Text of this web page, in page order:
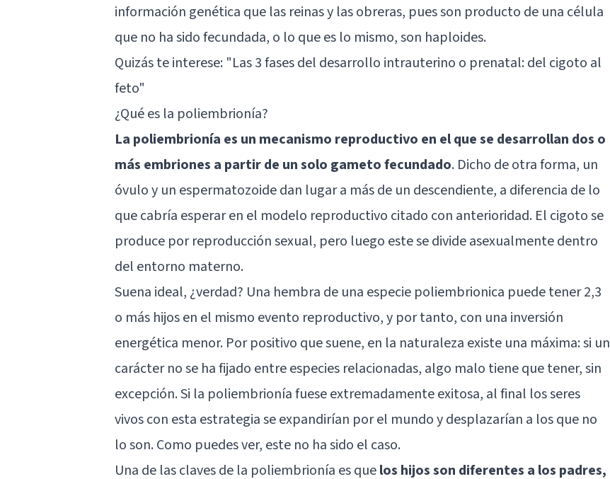
información genética que las reinas y las obreras, pues son producto de una célula
que no ha sido fecundada, o lo que es lo mismo, son haploides.
Quizás te interese: "Las 3 fases del desarrollo intrauterino o prenatal: del cigoto al
feto"
¿Qué es la poliembrionía?
La poliembrionía es un mecanismo reproductivo en el que se desarrollan dos o
más embriones a partir de un solo gameto fecundado. Dicho de otra forma, un
óvulo y un espermatozoide dan lugar a más de un descendiente, a diferencia de lo
que cabría esperar en el modelo reproductivo citado con anterioridad. El cigoto se
produce por reproducción sexual, pero luego este se divide asexualmente dentro
del entorno materno.
Suena ideal, ¿verdad? Una hembra de una especie poliembrionica puede tener 2,3
o más hijos en el mismo evento reproductivo, y por tanto, con una inversión
energética menor. Por positivo que suene, en la naturaleza existe una máxima: si un
carácter no se ha fijado entre especies relacionadas, algo malo tiene que tener, sin
excepción. Si la poliembrionía fuese extremadamente exitosa, al final los seres
vivos con esta estrategia se expandirían por el mundo y desplazarían a los que no
lo son. Como puedes ver, este no ha sido el caso.
Una de las claves de la poliembrionía es quelos hijos son diferentes a los padres,